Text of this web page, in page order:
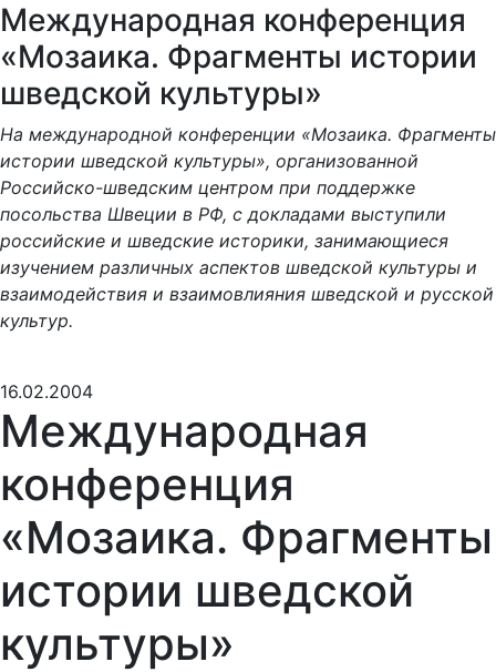
Международная конференция
«Мозаика. Фрагменты истории
шведской культуры»
На международной конференции «Мозаика. Фрагменты
истории шведской культуры», организованной
Российско-шведским центром при поддержке
посольства Швеции в РФ, с докладами выступили
российские и шведские историки, занимающиеся
изучением различных аспектов шведской культуры и
взаимодействия и взаимовлияния шведской и русской
культур.
16.02.2004
Международная
конференция
«Мозаика. Фрагменты
истории шведской
культуры»